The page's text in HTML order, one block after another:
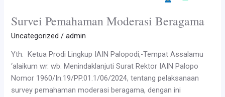
Survei Pemahaman Moderasi Beragama
Uncategorized /admin
Yth. Ketua Prodi Lingkup IAIN Palopodi,-Tempat Assalamu
‘alaikum wr. wb. Menindaklanjuti Surat Rektor IAIN Palopo
Nomor 1960/In.19/PP.01.1/06/2024, tentang pelaksanaan
survey pemahaman moderasi beragama, dengan ini